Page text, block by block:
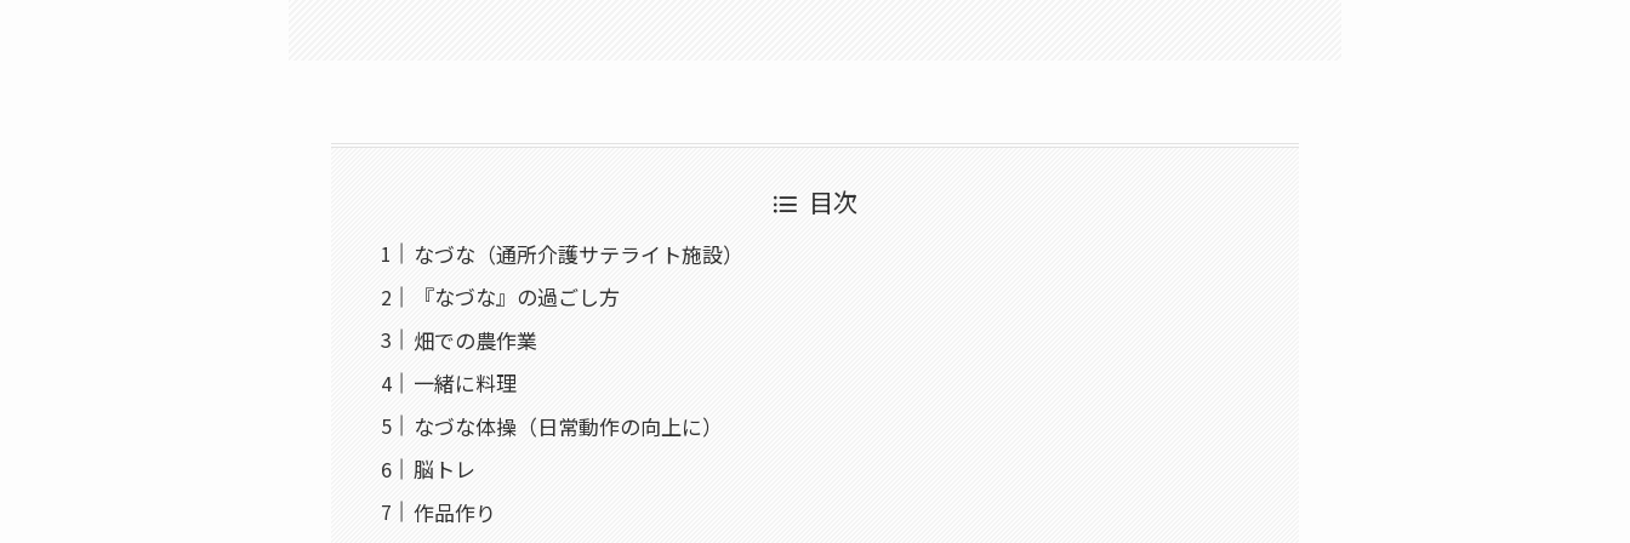
目次
なづな（通所介護サテライト施設）
『なづな』の過ごし方
畑での農作業
一緒に料理
なづな体操（日常動作の向上に）
脳トレ
作品作り